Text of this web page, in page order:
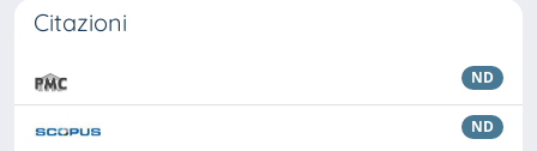
Citazioni
ND
ND